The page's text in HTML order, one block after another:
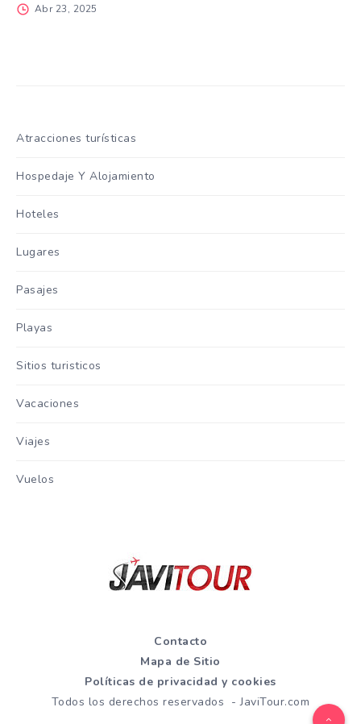
Abr 23, 2025
Atracciones turísticas
Hospedaje Y Alojamiento
Hoteles
Lugares
Pasajes
Playas
Sitios turisticos
Vacaciones
Viajes
Vuelos
Contacto
Mapa de Sitio
Políticas de privacidad y cookies
Todos los derechos reservados - JaviTour.com